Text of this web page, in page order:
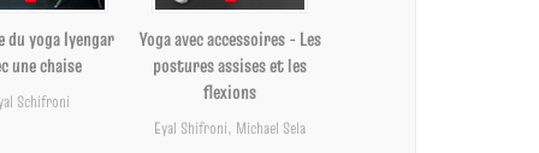
du yoga Iyengar
une chaise
Schifroni
Yoga avec accessoires - Les
postures assises et les
flexions
Eyal Shifroni, Michael Sela